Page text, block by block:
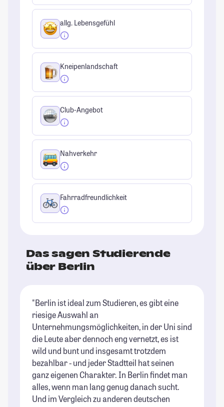
allg. Lebensgefühl
Kneipenlandschaft
Club-Angebot
Nahverkehr
Fahrradfreundlichkeit
Das sagen Studierende
über Berlin
"Berlin ist ideal zum Studieren, es gibt eine
riesige Auswahl an
Unternehmungsmöglichkeiten, in der Uni sind
die Leute aber dennoch eng vernetzt, es ist
wild und bunt und insgesamt trotzdem
bezahlbar - und jeder Stadtteil hat seinen
ganz eigenen Charakter. In Berlin findet man
alles, wenn man lang genug danach sucht.
Und im Vergleich zu anderen deutschen